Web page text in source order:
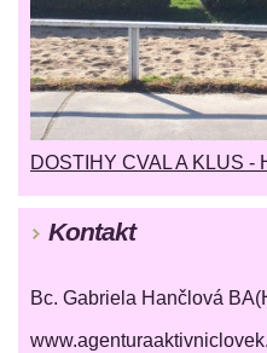
DOSTIHY CVAL A KLUS -
Kontakt
Bc. Gabriela Hančlová